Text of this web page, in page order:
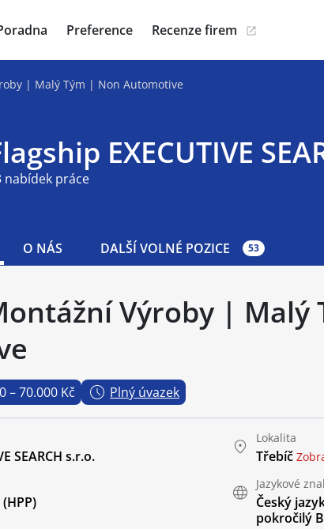
Preference Recenze firem
| Malý Tým | Non Automotive
EXECUTIVE
nabídek práce
O NÁS DALŠÍ VOLNÉ POZICE 53
Výroby | Malý
– 70.000 Kč Plný úvazek
SEARCH s.r.o.
Lokalita
Třebíč
Jazykové
Český
pokročilý